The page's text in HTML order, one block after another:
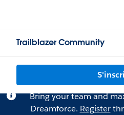
Trailblazer Community
Bring your team and
Dreamforce. Register